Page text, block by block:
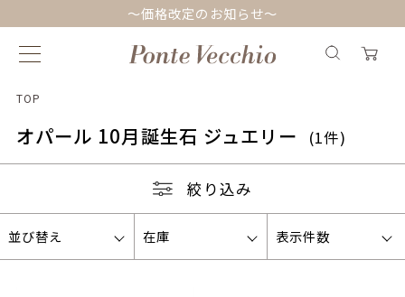
～価格改定のお知らせ～
TOP
オパール 10月誕生石 ジュエリー (1件)
絞り込み
並び替え 在庫 表示件数